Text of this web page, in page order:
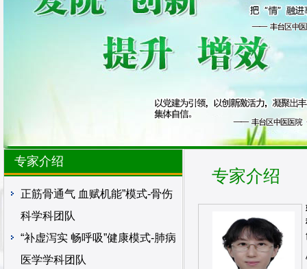
专家介绍
正筋骨通气 血赋机能”模式-骨伤
科学科团队
“补虚泻实 畅呼吸”健康模式-肺病
医学学科团队
专家介绍